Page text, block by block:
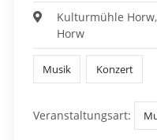
Kulturmühle
Horw
Musik Konzert
Veranstaltungsart: